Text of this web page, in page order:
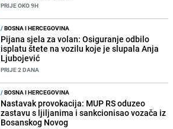
PRIJE OKO 9H
/BOSNA I HERCEGOVINA
Pijana sjela za volan: Osiguranje odbilo
isplatu štete na vozilu koje je slupala Anja
Ljubojević
PRIJE 2 DANA
/BOSNA I HERCEGOVINA
Nastavak provokacija: MUP RS oduzeo
zastavu s ljiljanima i sankcionisao vozača iz
Bosanskog Novog